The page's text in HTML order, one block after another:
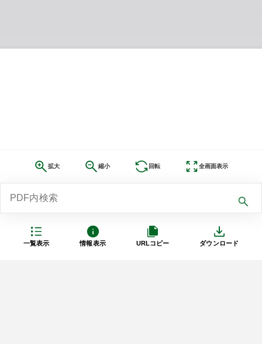
一覧表示 情報表示 URLコピー ダウンロード
拡大 縮小 回転 全画面表示